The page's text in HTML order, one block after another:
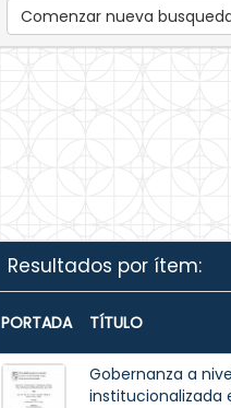
Comenzar nueva
Resultados por ítem:
PORTADA TÍTULO
Gobernanza a
institucionalizada